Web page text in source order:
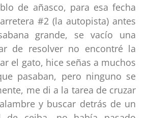
de añasco, para esa fecha
#2 (la autopista) antes
grande, se vacío una
de resolver no encontré la
el gato, hice señas a muchos
pasaban, pero ninguno se
me di a la tarea de cruzar
y buscar detrás de un